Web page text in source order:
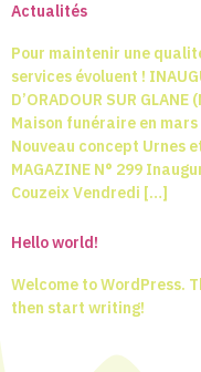
Actualités
Pour maintenir une
services évoluent !
D’ORADOUR SUR
Maison funéraire en mars
Nouveau concept Urnes
MAGAZINE N° 299
Couzeix Vendredi […]
Hello world!
Welcome to WordPress.
then start writing!